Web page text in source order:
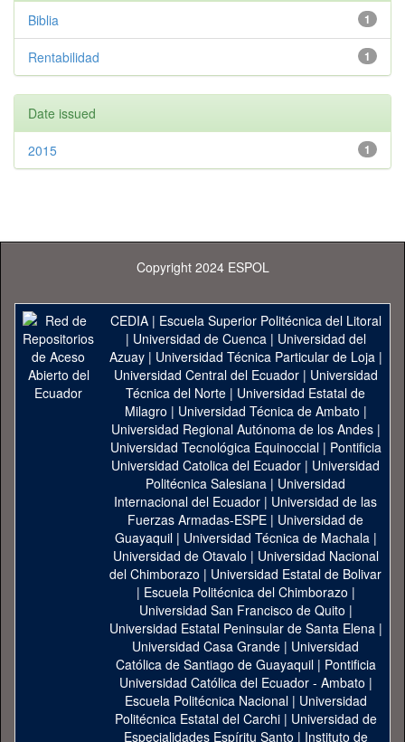
1
Biblia
1
Rentabilidad
Date issued
1
2015
Copyright 2024 ESPOL
CEDIA| Escuela Superior Politécnica del Litoral
| Universidad de Cuenca| Universidad del
Azuay| Universidad Técnica Particular de Loja|
Universidad Central del Ecuador| Universidad
Técnica del Norte | Universidad Estatal de
Milagro | Universidad Técnica de Ambato |
Universidad Regional Autónoma de los Andes|
Universidad Tecnológica Equinoccial| Pontificia
Universidad Catolica del Ecuador | Universidad
Politécnica Salesiana | Universidad
Internacional del Ecuador | Universidad de las
Fuerzas Armadas-ESPE | Universidad de
Guayaquil| Universidad Técnica de Machala|
Universidad de Otavalo | Universidad Nacional
del Chimborazo | Universidad Estatal de Bolivar
| Escuela Politécnica del Chimborazo |
Universidad San Francisco de Quito |
Universidad Estatal Peninsular de Santa Elena|
Universidad Casa Grande | Universidad
Católica de Santiago de Guayaquil| Pontificia
Universidad Católica del Ecuador - Ambato |
Escuela Politécnica Nacional| Universidad
Politécnica Estatal del Carchi| Universidad de
Especialidades Espíritu Santo | Instituto de